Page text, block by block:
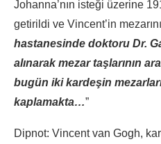
Johanna’nın isteği üzerine
getirildi ve Vincent’in
hastanesinde doktoru Dr.
alınarak mezar taşlarının
bugün iki kardeşin
kaplamakta…”
Dipnot: Vincent van Gogh,